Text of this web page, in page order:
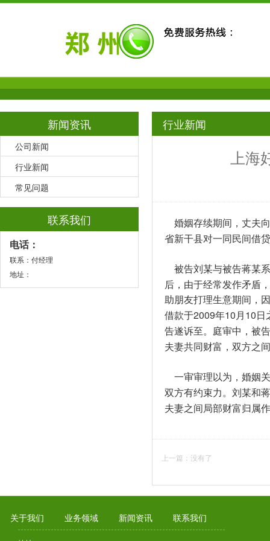
新闻资讯
公司新闻
行业新闻
常见问题
联系我们
电话：
联系：付经理
地址：
行业新闻
上
婚姻存续期间，丈夫
省新干县对一同民间借
被告刘某与被告蒋某
后，由于经常发作矛盾
助朋友打理生意期间，
借款于2009年10月10
告遂诉至。庭审中，被
夫妻共同财富，双方之
一审审理以为，婚姻
双方有约束力。刘某和
夫妻之间局部财富归属
上一篇：没有了
关于我们 业务领域 新闻资讯 联系我们